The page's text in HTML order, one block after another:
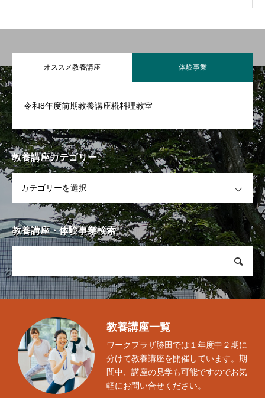
オススメ教養講座 体験事業
令和8年度前期教養講座糀料理教室
教養講座カテゴリー
教養講座・体験事業検索
教養講座一覧
ワークプラザ勝田では１年度中２期に
分けて教養講座を開催しています。期
間中、講座の見学も可能ですのでお気
軽にお問い合せください。